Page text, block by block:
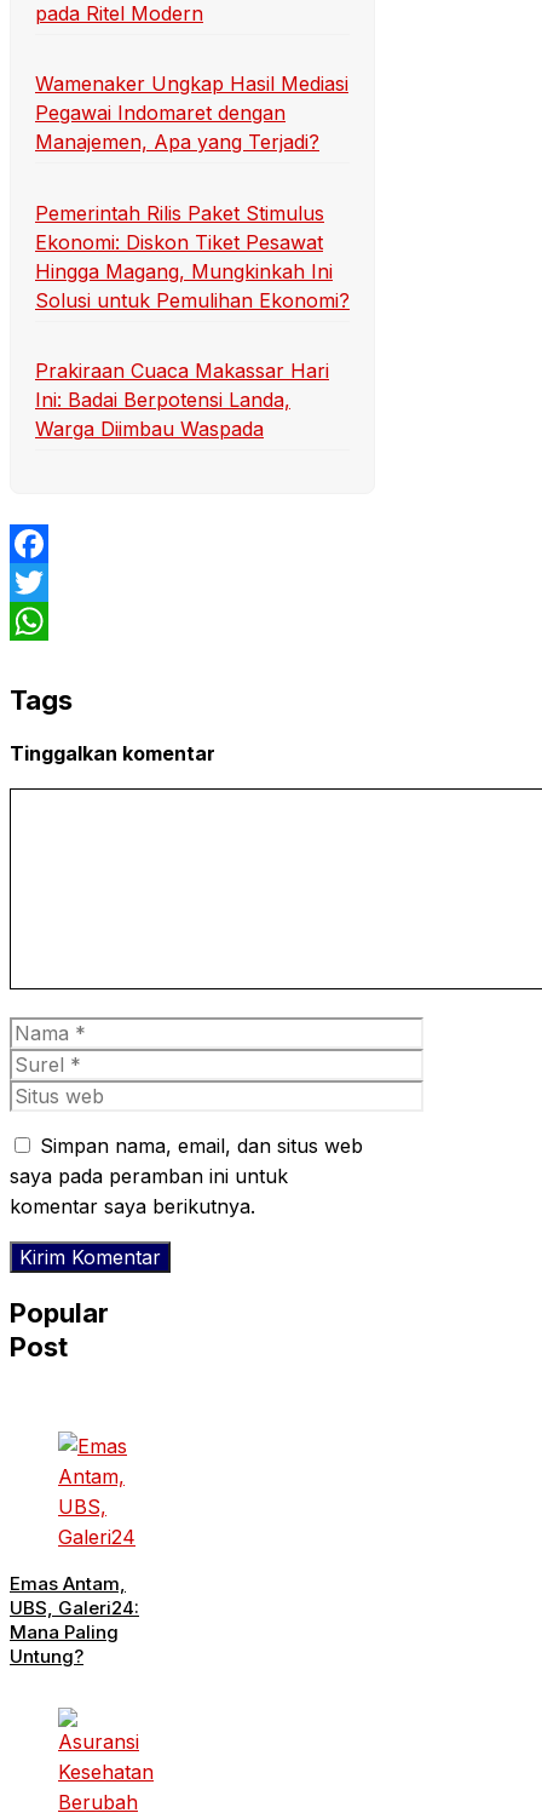
pada Ritel Modern
Wamenaker Ungkap Hasil Mediasi
Pegawai Indomaret dengan
Manajemen, Apa yang Terjadi?
Pemerintah Rilis Paket Stimulus
Ekonomi: Diskon Tiket Pesawat
Hingga Magang, Mungkinkah Ini
Solusi untuk Pemulihan Ekonomi?
Prakiraan Cuaca Makassar Hari
Ini: Badai Berpotensi Landa,
Warga Diimbau Waspada
Facebook
Twitter
Tags
Tinggalkan komentar
Nama
Surel
Situs
Simpan nama, email, dan situs web
saya pada peramban ini untuk
komentar saya berikutnya.
Popular
Post
Emas Antam,
UBS, Galeri24:
Mana Paling
Untung?